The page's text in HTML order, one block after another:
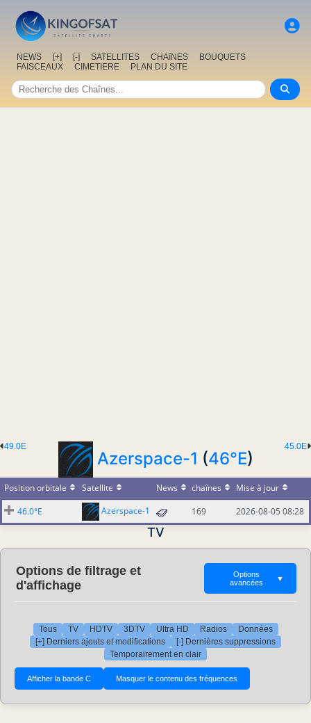
NEWS [+] [-] SATELLITES CHAîNES
BOUQUETS
FAISCEAUX
CIMETIERE PLAN DU SITE
45.0E
49.0E
Azerspace-1 (46°E)
Position orbitale Satellite News chaînes
Mise à jour
46.0°E
Azerspace-1 169 2026-08-05 08:28
TV
Options de filtrage et
d'affichage
Options
avancées
▼
Tous TV HDTV 3DTV Ultra HD Radios
Données
[+] Derniers ajouts et modifications
[-] Dernières suppressions
Temporairement en clair